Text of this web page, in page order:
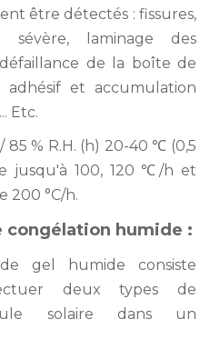
être détectés : fissures,
sévère, laminage des
de la boîte de
et accumulation
Etc.
% R.H. (h) 20-40 ℃ (0,5
jusqu'à 100, 120 ℃/h et
200 °C/h.
humide :
gel humide consiste
deux types de
solaire dans un